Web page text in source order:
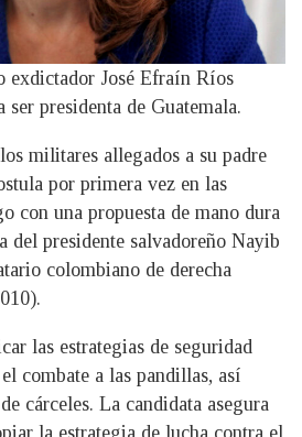
exdictador José Efraín Ríos
presidenta de Guatemala.
militares allegados a su padre
por primera vez en las
con una propuesta de mano dura
del presidente salvadoreño Nayib
colombiano de derecha
las estrategias de seguridad
combate a las pandillas, así
cárceles. La candidata asegura
la estrategia de lucha contra el